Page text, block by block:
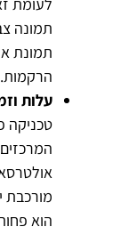
לעומת
תמונה
תמונת
הרקמות.
עלות
טכניקה
מורכבת
הוא